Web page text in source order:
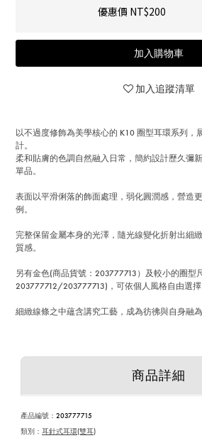
優惠價 NT$200
加入購物車
加入追蹤清單
以不過度修飾為美學核心的 K10 圈型耳環系列，
計。
柔和貼膚的色調自然融入日常，簡約設計歷久彌
單品。
表面以平滑俐落的飾面處理，弱化圓潤感，營造
例。
完整保留金屬本身的光澤，隨光線變化折射出細
質感。
另有金色(商品貨號：203777713）及較小的圈型
203777712/203777713)，可依個人風格自由選擇
細緻線條之中蘊含講究工藝，成為彷彿與自身融
商品詳細
產品編號： 203777715
類別： 耳針式耳環(雙耳)